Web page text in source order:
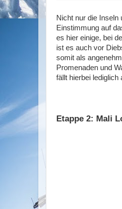
Nicht nur die Inseln
Einstimmung auf
es hier einige, bei
ist es auch vor
somit als
Promenaden und
fällt hierbei
Etappe 2: Mali